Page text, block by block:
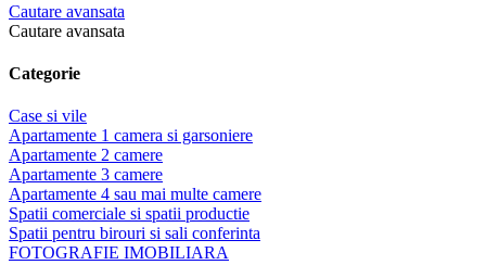
Cautare avansata
Cautare avansata
Categorie
Case si vile
Apartamente 1 camera si garsoniere
Apartamente 2 camere
Apartamente 3 camere
Apartamente 4 sau mai multe camere
Spatii comerciale si spatii productie
Spatii pentru birouri si sali conferinta
FOTOGRAFIE IMOBILIARA